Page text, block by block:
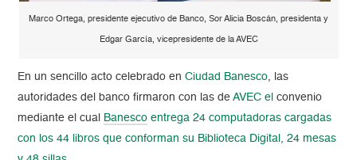
Marco Ortega, presidente ejecutivo de Banco, Sor Alicia Boscán, presidenta y
Edgar García, vicepresidente de la AVEC
En un sencillo acto celebrado enCiudad Banesco , las
autoridades del banco firmaron con las deAVEC el convenio
mediante el cual
Banesco entrega 24 computadoras cargadas
con los 44 libros que conforman su Biblioteca Digital, 24 mesas